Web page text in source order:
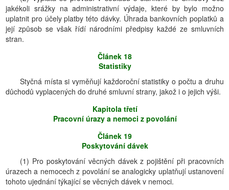
jakékoli srážky na administrativní výdaje, které by bylo možno
uplatnit pro účely platby této dávky. Úhrada bankovních poplatků a
její způsob se však řídí národními předpisy každé ze smluvních
stran.
Článek 18
Statistiky
Styčná místa si vyměňují každoroční statistiky o počtu a druhu
důchodů vyplacených do druhé smluvní strany, jakož i o jejich výši.
Kapitola třetí
Pracovní úrazy a nemoci z povolání
Článek 19
Poskytování dávek
(1) Pro poskytování věcných dávek z pojištění při pracovních
úrazech a nemocech z povolání se analogicky uplatňují ustanovení
tohoto ujednání týkající se věcných dávek v nemoci.